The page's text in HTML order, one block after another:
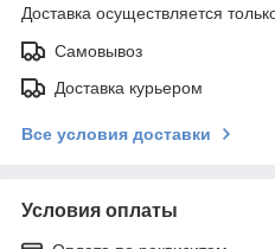
Доставка осуществляется
Самовывоз
Доставка курьером
Все условия доставки
Условия оплаты